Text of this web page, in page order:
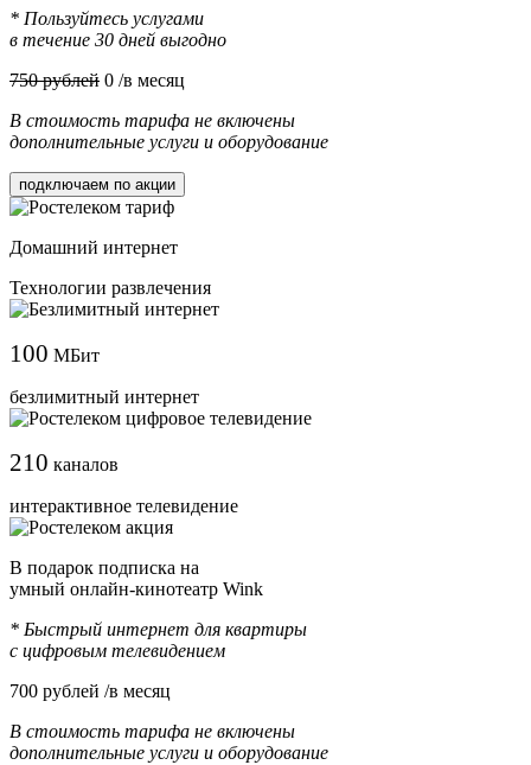
* Пользуйтесь услугами
в течение 30 дней выгодно
750 рублей 0 /в месяц
В стоимость тарифа не включены
дополнительные услуги и оборудование
подключаем по акции
Домашний интернет
Технологии развлечения
100 МБит
безлимитный интернет
210 каналов
интерактивное телевидение
В подарок подписка на
умный онлайн-кинотеатр Wink
* Быстрый интернет для квартиры
с цифровым телевидением
700 рублей /в месяц
В стоимость тарифа не включены
дополнительные услуги и оборудование